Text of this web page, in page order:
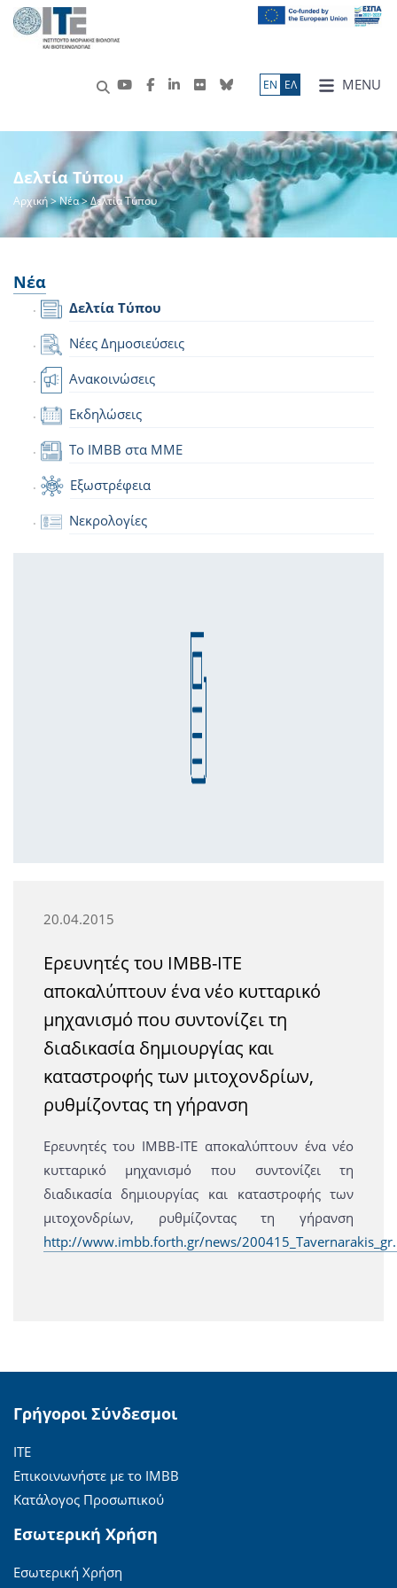
MENU
ΕN ΕΛ
Δελτία Τύπου
Αρχική>Νέα> Δελτία Τύπου
Νέα
Δελτία Τύπου
Νέες Δημοσιεύσεις
Ανακοινώσεις
Εκδηλώσεις
Το IMBB στα ΜΜΕ
Εξωστρέφεια
Νεκρολογίες
20.04.2015
Ερευνητές του ΙΜΒΒ-ΙΤΕ
αποκαλύπτουν ένα νέο κυτταρικό
μηχανισμό που συντονίζει τη
διαδικασία δημιουργίας και
καταστροφής των μιτοχονδρίων,
ρυθμίζοντας τη γήρανση
Ερευνητές του ΙΜΒΒ-ΙΤΕ αποκαλύπτουν ένα νέο
κυτταρικό μηχανισμό που συντονίζει τη
διαδικασία δημιουργίας και καταστροφής των
μιτοχονδρίων, ρυθμίζοντας τη γήρανση
http://www.imbb.forth.gr/news/
Γρήγοροι Σύνδεσμοι
ΙΤΕ
Επικοινωνήστε με το ΙΜΒΒ
Κατάλογος Προσωπικού
Εσωτερική Χρήση
Εσωτερική Χρήση